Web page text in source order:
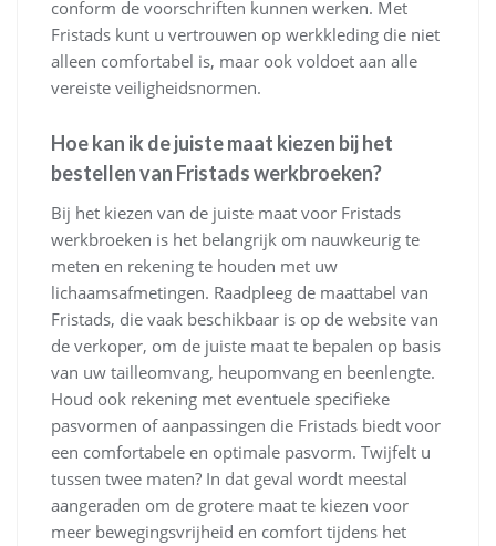
conform de voorschriften kunnen werken. Met
Fristads kunt u vertrouwen op werkkleding die niet
alleen comfortabel is, maar ook voldoet aan alle
vereiste veiligheidsnormen.
Hoe kan ik de juiste maat kiezen bij het
bestellen van Fristads werkbroeken?
Bij het kiezen van de juiste maat voor Fristads
werkbroeken is het belangrijk om nauwkeurig te
meten en rekening te houden met uw
lichaamsafmetingen. Raadpleeg de maattabel van
Fristads, die vaak beschikbaar is op de website van
de verkoper, om de juiste maat te bepalen op basis
van uw tailleomvang, heupomvang en beenlengte.
Houd ook rekening met eventuele specifieke
pasvormen of aanpassingen die Fristads biedt voor
een comfortabele en optimale pasvorm. Twijfelt u
tussen twee maten? In dat geval wordt meestal
aangeraden om de grotere maat te kiezen voor
meer bewegingsvrijheid en comfort tijdens het